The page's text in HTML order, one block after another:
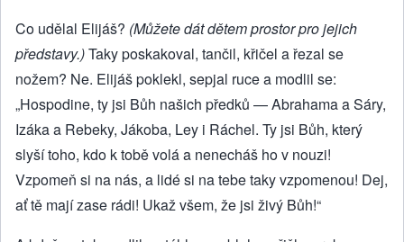
Co udělal Elijáš? (Můžete dát dětem prostor pro jejich
představy.)Taky poskakoval, tančil, křičel a řezal se
nožem? Ne. Elijáš poklekl, sepjal ruce a modlil se:
„Hospodine, ty jsi Bůh našich předků — Abrahama a Sáry,
Izáka a Rebeky, Jákoba, Ley i Ráchel. Ty jsi Bůh, který
slyší toho, kdo k tobě volá a nenecháš ho v nouzi!
Vzpomeň si na nás, a lidé si na tebe taky vzpomenou! Dej,
ať tě mají zase rádi! Ukaž všem, že jsi živý Bůh!“